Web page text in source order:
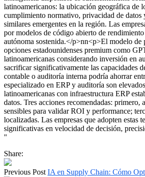
latinoamericanos: la ubicación geográfica de
cumplimiento normativo, privacidad de datos
similares emergentes en la región. Las
por modelos de código abierto de
autónoma sostenida.</p>nn<p>El modelo
opciones estadounidenses premium como
latinoamericanas considerando inversión en
sacrificar significativamente las capacidades
contable o auditoría interna podría ahorrar
especializado en ERP y auditoría son
latinoamericanas con infraestructura ERP
datos. Tres acciones recomendadas:
sensibles para validar ROI y performance;
localizadas. Las empresas que adopten
significativas en velocidad de decisión,
"
Share:
Previous Post IA en Supply Chain: Cómo